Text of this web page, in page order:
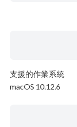
支援的作業系統
macOS 10.12.6